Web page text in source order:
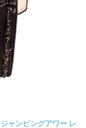
ャンピングアワー レ